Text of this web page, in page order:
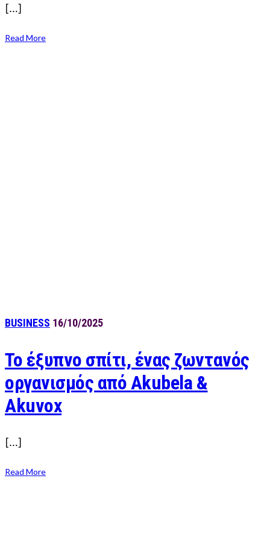
[…]
Read More
BUSINESS 16/10/2025
Το έξυπνο σπίτι, ένας ζωντανός
οργανισμός από Akubela &
Akuvox
[…]
Read More